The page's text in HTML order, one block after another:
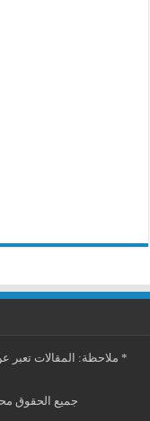
* ملاحظة: المقالات تعبر
جميع الحقوق محفوظة